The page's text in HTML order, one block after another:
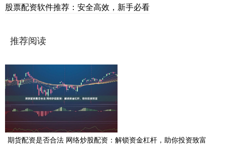
股票配资软件推荐：安全高效，新手必看
推荐阅读
期货配资是否合法 网络炒股配资：解锁资金杠杆，助你投资致富